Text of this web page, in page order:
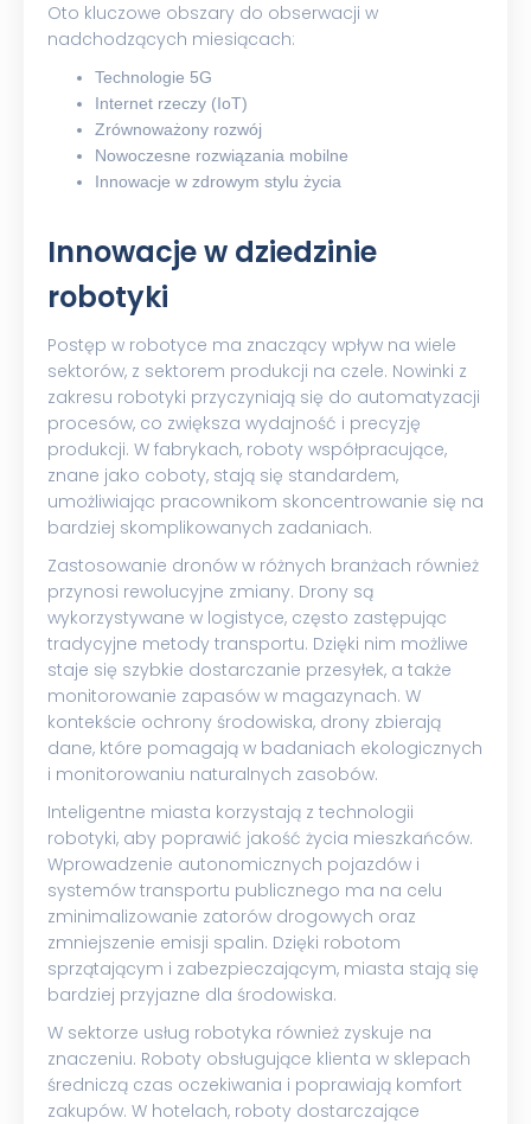
Oto kluczowe obszary do obserwacji w
nadchodzących miesiącach:
Technologie 5G
Internet rzeczy (IoT)
Zrównoważony rozwój
Nowoczesne rozwiązania mobilne
Innowacje w zdrowym stylu życia
Innowacje w dziedzinie
robotyki
Postęp w robotyce ma znaczący wpływ na wiele
sektorów, z sektorem produkcji na czele. Nowinki z
zakresu robotyki przyczyniają się do automatyzacji
procesów, co zwiększa wydajność i precyzję
produkcji. W fabrykach, roboty współpracujące,
znane jako coboty, stają się standardem,
umożliwiając pracownikom skoncentrowanie się na
bardziej skomplikowanych zadaniach.
Zastosowanie dronów w różnych branżach również
przynosi rewolucyjne zmiany. Drony są
wykorzystywane w logistyce, często zastępując
tradycyjne metody transportu. Dzięki nim możliwe
staje się szybkie dostarczanie przesyłek, a także
monitorowanie zapasów w magazynach. W
kontekście ochrony środowiska, drony zbierają
dane, które pomagają w badaniach ekologicznych
i monitorowaniu naturalnych zasobów.
Inteligentne miasta korzystają z technologii
robotyki, aby poprawić jakość życia mieszkańców.
Wprowadzenie autonomicznych pojazdów i
systemów transportu publicznego ma na celu
zminimalizowanie zatorów drogowych oraz
zmniejszenie emisji spalin. Dzięki robotom
sprzątającym i zabezpieczającym, miasta stają się
bardziej przyjazne dla środowiska.
W sektorze usług robotyka również zyskuje na
znaczeniu. Roboty obsługujące klienta w sklepach
średniczą czas oczekiwania i poprawiają komfort
zakupów. W hotelach, roboty dostarczające